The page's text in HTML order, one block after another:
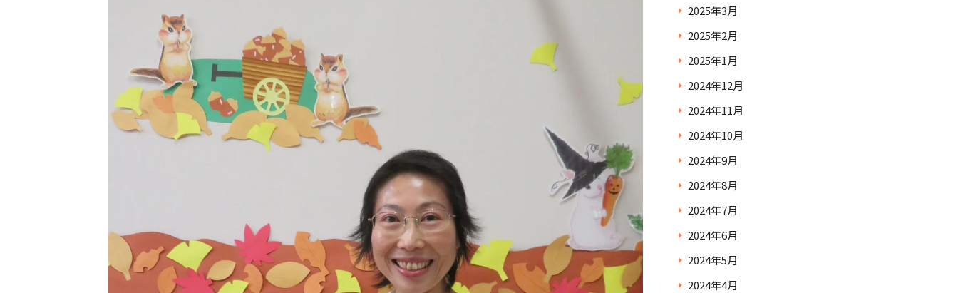
2025年3月
2025年2月
2025年1月
2024年12月
2024年11月
2024年10月
2024年9月
2024年8月
2024年7月
2024年6月
2024年5月
2024年4月